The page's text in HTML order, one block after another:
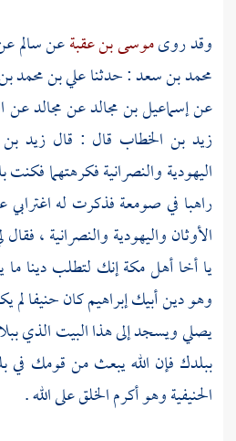
وقد روىموسى بن عقبةعنسالم
محمد بن سعد: حدثناعلي بن محمد
عنإسماعيل بن مجالدعنمجالدعن
زيد بن الخطاب قال : قال زيد
اليهودية والنصرانية فكرهتهما فكنت
راهبا في صومعة فذكرت له
الأوثان واليهودية والنصرانية ،
يا أخا أهلمكةإنك لتطلب دينا
وهو دين أبيكإبراهيمكان حنيفا لم
يصلي ويسجد إلى هذا البيت الذي
ببلدك فإن الله يبعث من قومك في
الحنيفية وهو أكرم الخلق على الله .